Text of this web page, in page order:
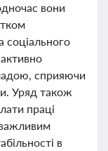
вони
соціального
сприяючи
Уряд також
праці
в